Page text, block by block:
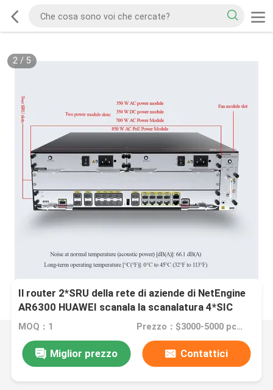
2/ 5
Il router 2*SRU della rete di aziende di NetEngine
AR6300 HUAWEI scanala la scanalatura 4*SIC
MOQ：1 Prezzo：$3000-5000 pcs Negotiable
Miglior prezzo Contattici